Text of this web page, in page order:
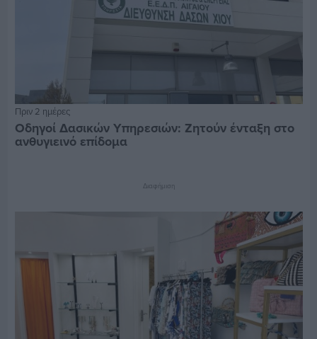
Πριν 2 ημέρες
Οδηγοί Δασικών Υπηρεσιών: Ζητούν ένταξη στο
ανθυγιεινό επίδομα
Διαφήμιση